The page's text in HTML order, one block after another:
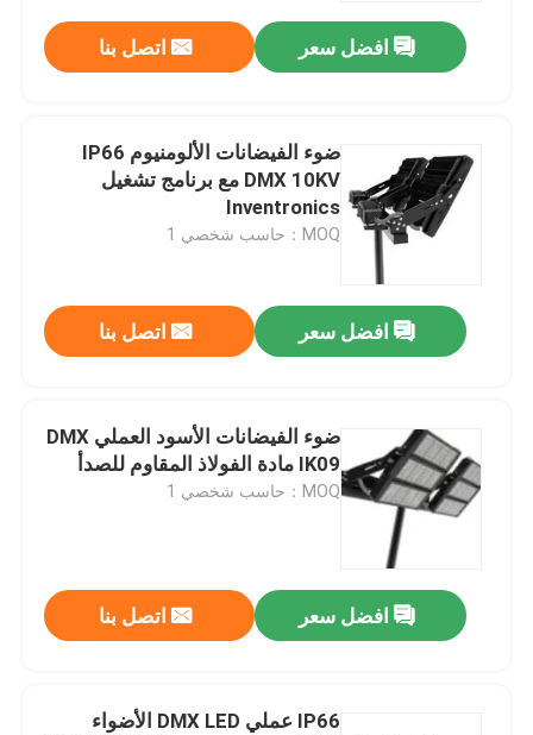
افضل سعر اتصل بنا
ضوء الفيضانات الألومنيوم IP66
DMX 10KV مع برنامج تشغيل
Inventronics
MOQ：حاسب شخصي 1
افضل سعر اتصل بنا
ضوء الفيضانات الأسود العملي DMX
IK09 مادة الفولاذ المقاوم للصدأ
MOQ：حاسب شخصي 1
افضل سعر اتصل بنا
IP66 عملي DMX LED الأضواء